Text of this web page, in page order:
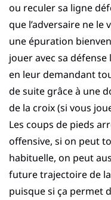
ou reculer sa ligne
que l’adversaire ne
une épuration
jouer avec sa
en leur demandant
de suite grâce à une
de la croix (si vous
Les coups de pieds
offensive, si on peut
habituelle, on peut
future trajectoire de
puisque si ça permet